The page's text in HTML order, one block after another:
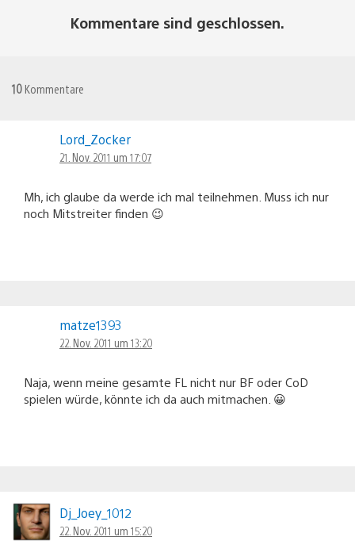
Kommentare sind geschlossen.
10 Kommentare
Lord_Zocker
21. Nov. 2011 um 17:07
Mh, ich glaube da werde ich mal teilnehmen. Muss ich nur
noch Mitstreiter finden 😉
matze1393
22. Nov. 2011 um 13:20
Naja, wenn meine gesamte FL nicht nur BF oder CoD
spielen würde, könnte ich da auch mitmachen. 😀
Dj_Joey_1012
22. Nov. 2011 um 15:20